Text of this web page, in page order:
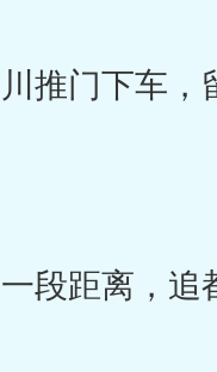
推门下车，
段距离，追